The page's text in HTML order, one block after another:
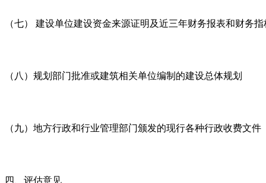
（七） 建设单位建设资金来源证明及近三年财务报表和财务指
（八）规划部门批准或建筑相关单位编制的建设总体规划
（九）地方行政和行业管理部门颁发的现行各种行政收费文件
四、评估意见